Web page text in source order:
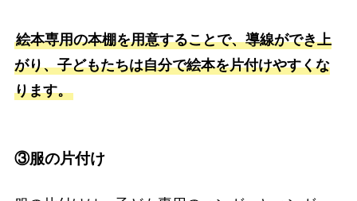
絵本専用の本棚を用意することで、導線ができ上
がり、子どもたちは自分で絵本を片付けやすくな
ります。
③服の片付け